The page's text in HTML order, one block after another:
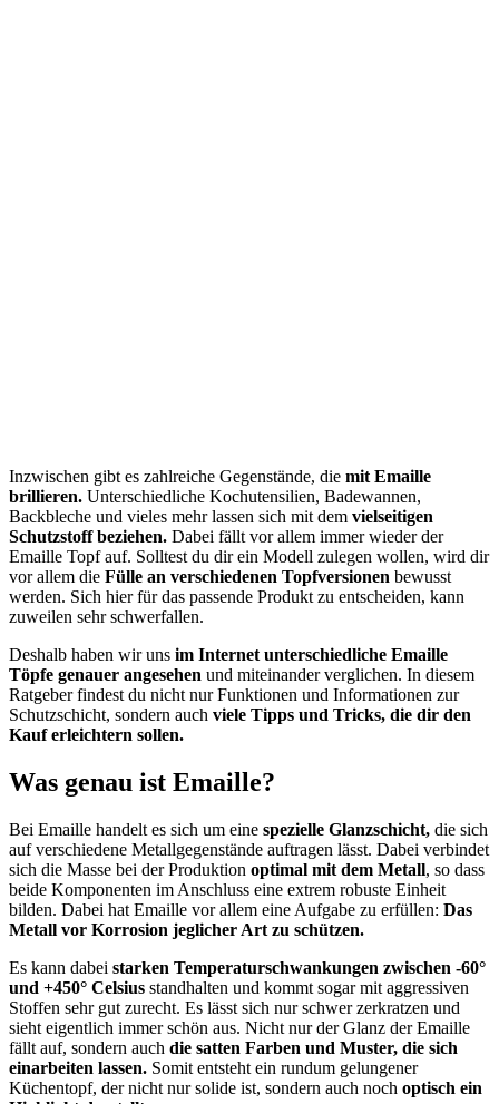
Inzwischen gibt es zahlreiche Gegenstände, die mit Emaille
brillieren. Unterschiedliche Kochutensilien, Badewannen,
Backbleche und vieles mehr lassen sich mit dem vielseitigen
Schutzstoff beziehen. Dabei fällt vor allem immer wieder der
Emaille Topf auf. Solltest du dir ein Modell zulegen wollen, wird dir
vor allem die Fülle an verschiedenen Topfversionen bewusst
werden. Sich hier für das passende Produkt zu entscheiden, kann
zuweilen sehr schwerfallen.
Deshalb haben wir uns im Internet unterschiedliche Emaille
Töpfe genauer angesehen und miteinander verglichen. In diesem
Ratgeber findest du nicht nur Funktionen und Informationen zur
Schutzschicht, sondern auch viele Tipps und Tricks, die dir den
Kauf erleichtern sollen.
Was genau ist Emaille?
Bei Emaille handelt es sich um eine spezielle Glanzschicht, die sich
auf verschiedene Metallgegenstände auftragen lässt. Dabei verbindet
sich die Masse bei der Produktion optimal mit dem Metall, so dass
beide Komponenten im Anschluss eine extrem robuste Einheit
bilden. Dabei hat Emaille vor allem eine Aufgabe zu erfüllen: Das
Metall vor Korrosion jeglicher Art zu schützen.
Es kann dabei starken Temperaturschwankungen zwischen -60°
und +450° Celsius standhalten und kommt sogar mit aggressiven
Stoffen sehr gut zurecht. Es lässt sich nur schwer zerkratzen und
sieht eigentlich immer schön aus. Nicht nur der Glanz der Emaille
fällt auf, sondern auch die satten Farben und Muster, die sich
einarbeiten lassen. Somit entsteht ein rundum gelungener
Küchentopf, der nicht nur solide ist, sondern auch noch optisch ein